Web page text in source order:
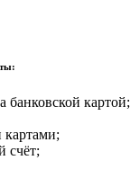
банковской картой;
счёт;